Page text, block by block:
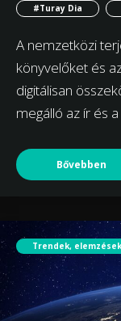
#Turay Dia
A nemzetközi
könyvelőket és
digitálisan
megálló az ír és
Bővebben
Trendek, elemzések